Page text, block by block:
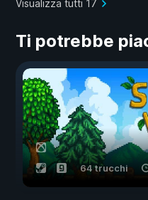
Visualizza tutti 17
Ti potrebbe
64 trucchi